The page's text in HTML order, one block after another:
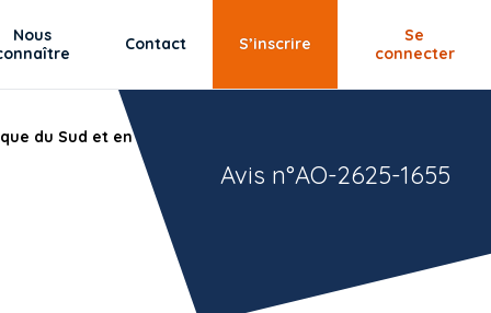
Nous
Contact S’inscrire
Se
connecter
du Sud et en France.
Avis n°AO-2625-1655